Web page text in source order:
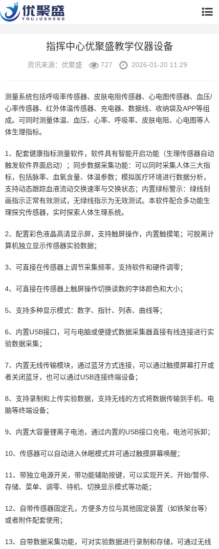
指挥中心优聚盛教学仪器设备
资讯来源：优聚盛 727 2026-01-20 11:29
测量系统包括呼吸率传感器、皮肤电阻传感器、心电图传感器、血压/
心率传感器、红外体温传感器、充电器、数据线、收纳袋及APP等组
成。可同时测量体温、血压、心率、呼吸率、皮肤电阻、心电图等人
体生理指标。
1、配套健康指标测量软件，软件具有智能开启功能（生理传感器自动
触发软件界面启动）；同步数据采集功能：可以同时采集人体三大指
标，包括脉率、血氧含量、体温参数；模拟医疗环境进行数据分析，
支持动态跟踪血液流动交换速率与交换状态；内置绿标警示：绿线刻
画指示正常有效测试，无绿线指示为无效测试。本软件配合多功能生
理探究传感器，实时探索人体生理系统。
2、配置彩色液晶高清显示屏，支持触屏操作，内置触摸笔；可脱离计
算机独立显示传感器实验数据；
3、可直接在传感器上调节采集频率，支持软件和硬件调零；
4、可直接在传感器上触屏操作切换读数的字体颜色和大小；
5、支持多种显示模式：数字、指针、列表、曲线等；
6、内置USB接口，可与电脑或便捷式数据采集器直接有线连接进行实
验数据采集；
7、内置无线传输模块，通过蓝牙方式连接，可以通过触摸屏幕打开或
者关闭蓝牙，也可以通过USB连接终端设备；
8、支持录制和上传实验数据，支持无线的方式将数据传输到手机、电
脑等终端设备；
9、内置大容量锂离子电池，通过内置的USB接口充电，电池可拆卸；
10、传感器可以自动进入休眠模式并可通过触摸屏幕唤醒；
11、带独立电源开关，带功能辅助按键，可以实现开关、开始/暂停、
存储、菜单、调零、待机、切换显示模式等功能；
12、自带传感器固定孔，方便多方位与其他固定装置（如铁架台等）
或者附件配套使用；
13、自带数据采集功能，可对实验数据进行录制和存储，可通过无线